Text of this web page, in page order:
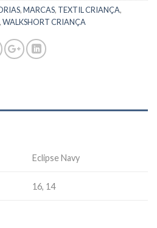
,MARCAS, TEXTIL CRIANÇA,
,WALKSHORT CRIANÇA
Eclipse Navy
16, 14